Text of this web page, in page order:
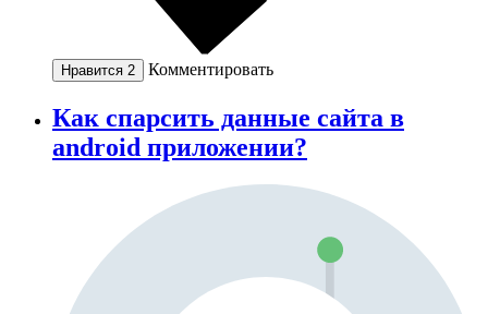
Нравится 2 Комментировать
Как спарсить данные сайта в
android приложении?